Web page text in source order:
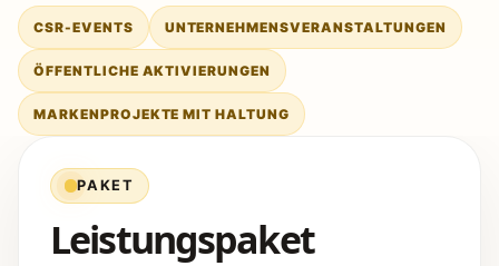
CSR-EVENTS UNTERNEHMENSVERANSTALTUNGEN
ÖFFENTLICHE AKTIVIERUNGEN
MARKENPROJEKTE MIT HALTUNG
PAKET
Leistungspaket